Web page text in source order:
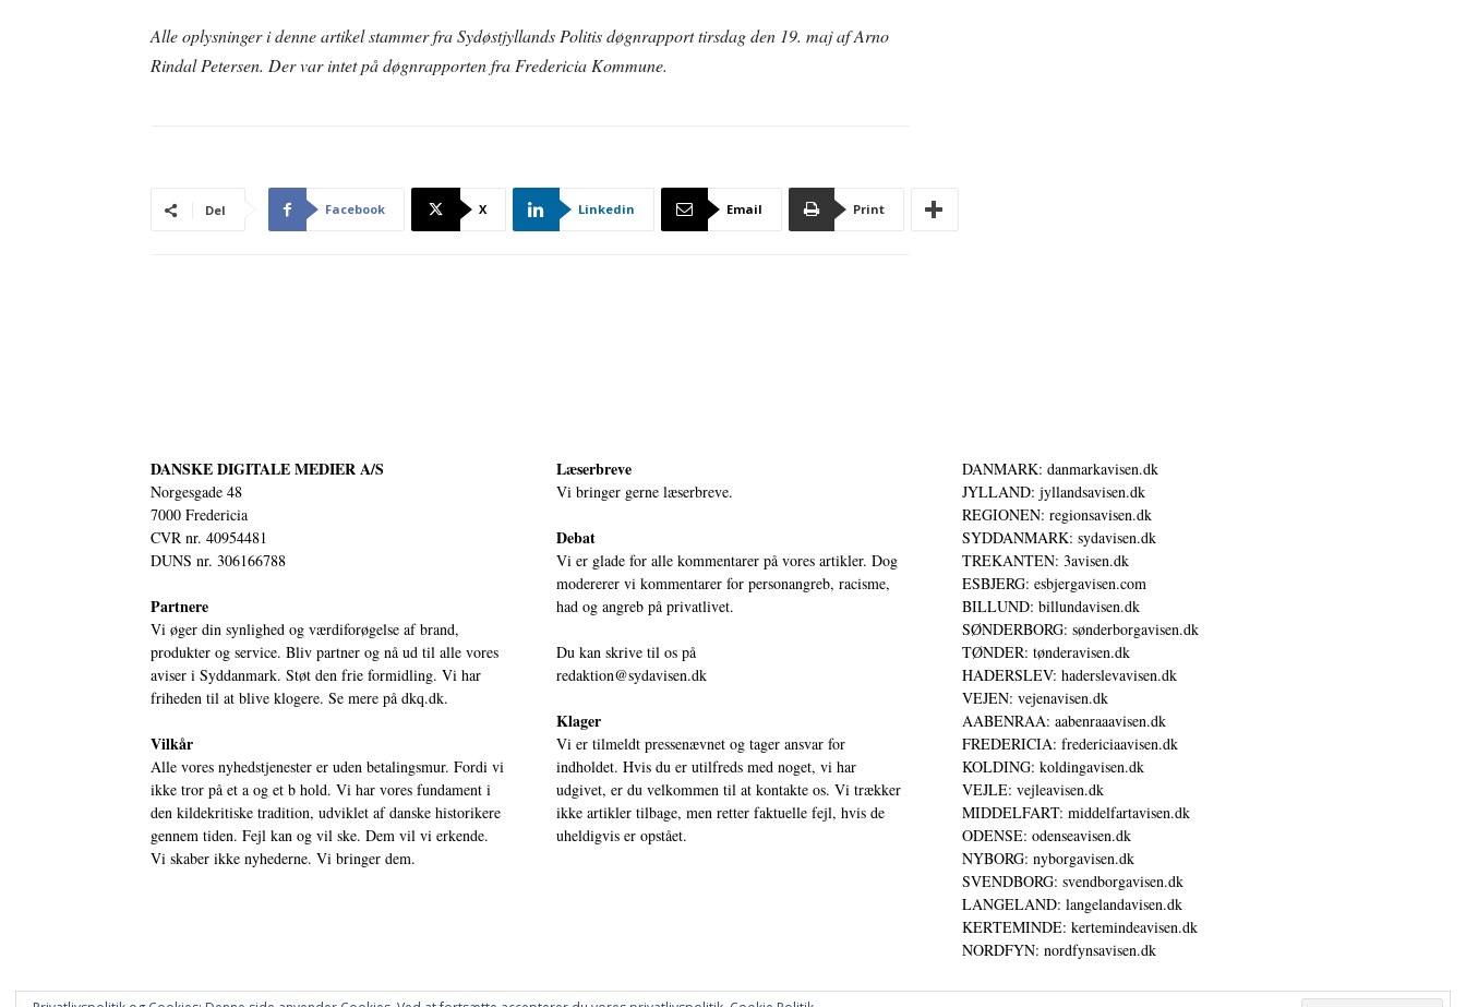
Alle oplysninger i denne artikel stammer fra Sydøstjyllands Politis døgnrapport tirsdag den 19. maj af Arno
Rindal Petersen. Der var intet på døgnrapporten fra Fredericia Kommune.
Del Facebook X Linkedin Email Print
DANSKE DIGITALE MEDIER A/S
Norgesgade 48
7000 Fredericia
CVR nr. 40954481
DUNS nr. 306166788
Partnere
Vi øger din synlighed og værdiforøgelse af brand,
produkter og service. Bliv partner og nå ud til alle vores
aviser i Syddanmark. Støt den frie formidling. Vi har
friheden til at blive klogere. Se mere på dkq.dk.
Vilkår
Alle vores nyhedstjenester er uden betalingsmur. Fordi vi
ikke tror på et a og et b hold. Vi har vores fundament i
den kildekritiske tradition, udviklet af danske historikere
gennem tiden. Fejl kan og vil ske. Dem vil vi erkende.
Vi skaber ikke nyhederne. Vi bringer dem.
Læserbreve
Vi bringer gerne læserbreve.
Debat
Vi er glade for alle kommentarer på vores artikler. Dog
modererer vi kommentarer for personangreb, racisme,
had og angreb på privatlivet.
Du kan skrive til os på
redaktion@sydavisen.dk
Klager
Vi er tilmeldt pressenævnet og tager ansvar for
indholdet. Hvis du er utilfreds med noget, vi har
udgivet, er du velkommen til at kontakte os. Vi trækker
ikke artikler tilbage, men retter faktuelle fejl, hvis de
uheldigvis er opstået.
DANMARK: danmarkavisen.dk
JYLLAND: jyllandsavisen.dk
REGIONEN: regionsavisen.dk
SYDDANMARK: sydavisen.dk
TREKANTEN: 3avisen.dk
ESBJERG: esbjergavisen.com
BILLUND: billundavisen.dk
SØNDERBORG: sønderborgavisen.dk
TØNDER: tønderavisen.dk
HADERSLEV: haderslevavisen.dk
VEJEN: vejenavisen.dk
AABENRAA: aabenraaavisen.dk
FREDERICIA: fredericiaavisen.dk
KOLDING: koldingavisen.dk
VEJLE: vejleavisen.dk
MIDDELFART: middelfartavisen.dk
ODENSE: odenseavisen.dk
NYBORG: nyborgavisen.dk
SVENDBORG: svendborgavisen.dk
LANGELAND: langelandavisen.dk
KERTEMINDE: kertemindeavisen.dk
NORDFYN: nordfynsavisen.dk